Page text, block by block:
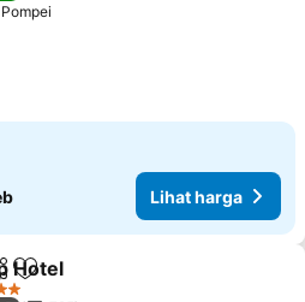
Pompei
Lihat harga
Tambahkan ke favorit
Hotel